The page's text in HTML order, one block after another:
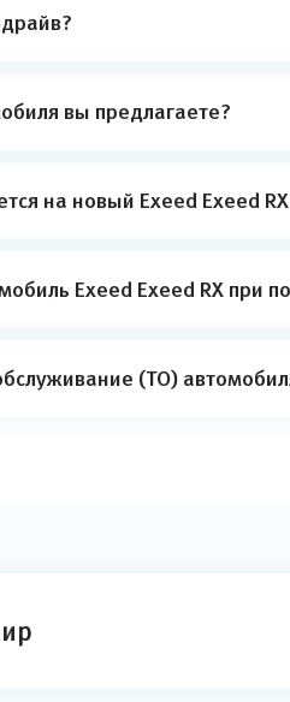
вы предлагаете?
на новый Exeed Exeed
Exeed Exeed RX при
(ТО)